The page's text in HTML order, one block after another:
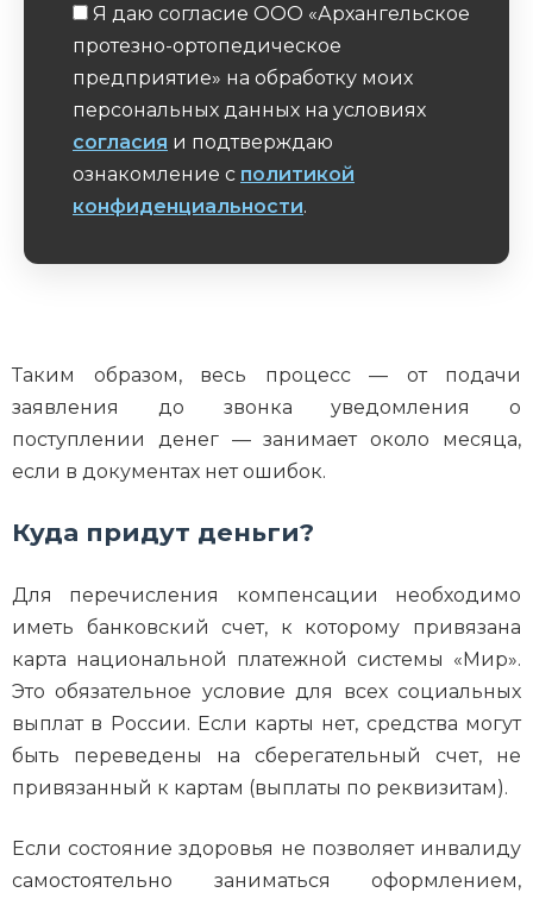
Я даю согласие ООО «Архангельское
протезно-ортопедическое
предприятие» на обработку моих
персональных данных на условиях
согласия и подтверждаю
ознакомление с политикой
конфиденциальности.
Таким образом, весь процесс — от подачи
заявления до звонка уведомления о
поступлении денег — занимает около месяца,
если в документах нет ошибок.
Куда придут деньги?
Для перечисления компенсации необходимо
иметь банковский счет, к которому привязана
карта национальной платежной системы «Мир».
Это обязательное условие для всех социальных
выплат в России. Если карты нет, средства могут
быть переведены на сберегательный счет, не
привязанный к картам (выплаты по реквизитам).
Если состояние здоровья не позволяет инвалиду
самостоятельно заниматься оформлением,